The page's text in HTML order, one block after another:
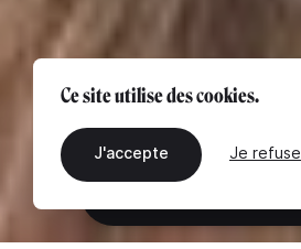
Ce site utilise des cookies.
J'accepte Je refuse